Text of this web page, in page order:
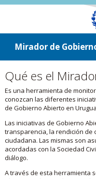
ir a contenido
ir al menú
Mirador de
Qué es el
Es una herramienta de
conozcan las diferentes
de Gobierno Abierto en
Las iniciativas de Gobierno
transparencia, la rendición de
ciudadana. Las mismas son
acordadas con la Sociedad
diálogo.
A través de esta herramienta